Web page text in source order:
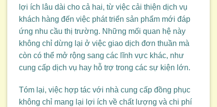
lợi ích lâu dài cho cả hai, từ việc cải thiện dịch vụ
khách hàng đến việc phát triển sản phẩm mới đáp
ứng nhu cầu thị trường. Những mối quan hệ này
không chỉ dừng lại ở việc giao dịch đơn thuần mà
còn có thể mở rộng sang các lĩnh vực khác, như
cung cấp dịch vụ hay hỗ trợ trong các sự kiện lớn.
Tóm lại, việc hợp tác với nhà cung cấp đồng phục
không chỉ mang lại lợi ích về chất lượng và chi phí